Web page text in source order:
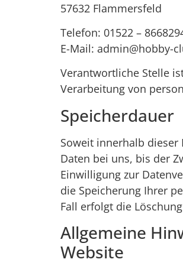
57632 Flammersfeld
Telefon: 01522 –
E-Mail: admin@hobby-
Verantwortliche Stelle
Verarbeitung von
Speicherdauer
Soweit innerhalb dieser
Daten bei uns, bis der
Einwilligung zur
die Speicherung Ihrer
Fall erfolgt die
Allgemeine
Website